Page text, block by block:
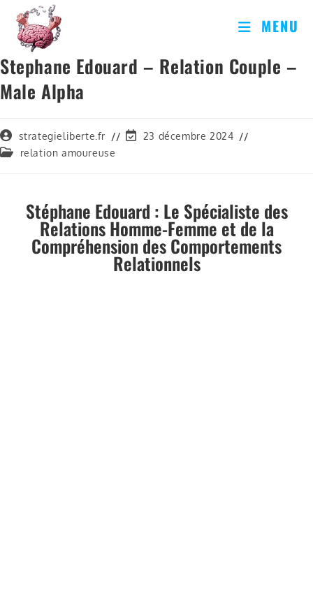
MENU
Stephane Edouard – Relation Couple –
Male Alpha
strategieliberte.fr
23 décembre 2024
relation amoureuse
Stéphane Edouard : Le Spécialiste des
Relations Homme-Femme et de la
Compréhension des Comportements
Relationnels